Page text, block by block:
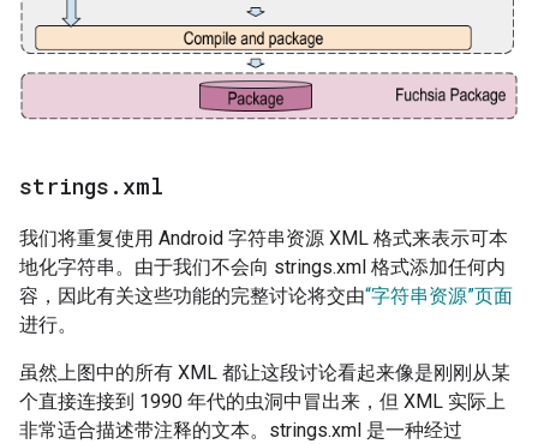
strings . xml
我们将重复使用 Android 字符串资源 XML 格式来表示可本
地化字符串。由于我们不会向 strings.xml 格式添加任何内
容，因此有关这些功能的完整讨论将交由“字符串资源”页面
进行。
虽然上图中的所有 XML 都让这段讨论看起来像是刚刚从某
个直接连接到 1990 年代的虫洞中冒出来，但 XML 实际上
非常适合描述带注释的文本。strings.xml 是一种经过